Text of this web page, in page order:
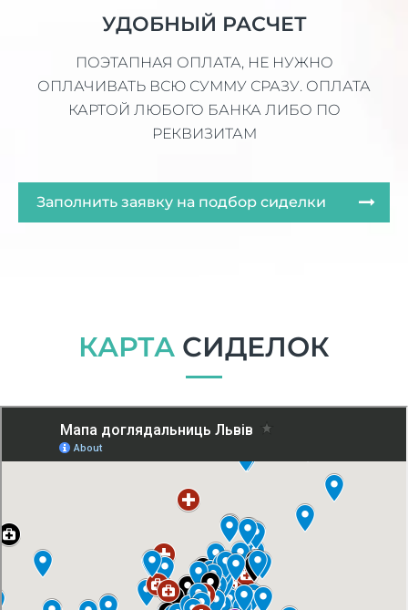
УДОБНЫЙ РАСЧЕТ
ПОЭТАПНАЯ ОПЛАТА, НЕ НУЖНО
ОПЛАЧИВАТЬ ВСЮ СУММУ СРАЗУ. ОПЛАТА
КАРТОЙ ЛЮБОГО БАНКА ЛИБО ПО
РЕКВИЗИТАМ
Заполнить заявку на подбор сиделки
КАРТА СИДЕЛОК